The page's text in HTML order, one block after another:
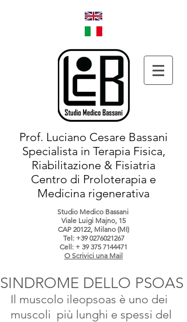
Prof. Luciano Cesare Bassani
Specialista in Terapia Fisica,
Riabilitazione & Fisiatria
Centro di Proloterapia e
Medicina rigenerativa
Studio Medico Bassani
Viale Luigi Majno, 15
CAP 20122, Milano (MI)
Tel: +39 0276021267
Cell: + 39 375 7144471
O Scrivici una Mail
SINDROME DELLO PSOAS
Il muscolo ileopsoas è uno dei
muscoli  più lunghi e spessi del